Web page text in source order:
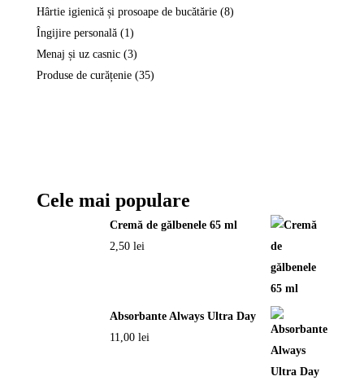
Hârtie igienică și prosoape de bucătărie 8
Îngijire personală
1
Menaj și uz casnic 3
Produse de curățenie 35
Cele mai populare
Cremă de gălbenele 65 ml
2,50 lei
Absorbante Always Ultra Day
11,00 lei